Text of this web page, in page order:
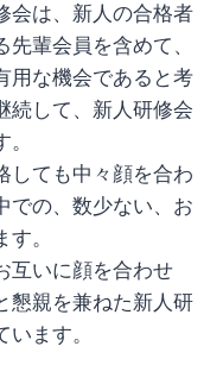
会は、新人の合格者
輩会員を含めて、
用な機会であると考
続して、新人研修会
しても中々顔を合わ
での、数少ない、お
。
互いに顔を合わせ
懇親を兼ねた新人研
ます。